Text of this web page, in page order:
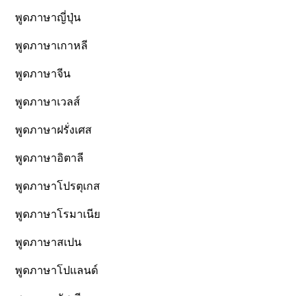
พูดภาษาญี่ปุ่น
พูดภาษาเกาหลี
พูดภาษาจีน
พูดภาษาเวลส์
พูดภาษาฝรั่งเศส
พูดภาษาอิตาลี
พูดภาษาโปรตุเกส
พูดภาษาโรมาเนีย
พูดภาษาสเปน
พูดภาษาโปแลนด์